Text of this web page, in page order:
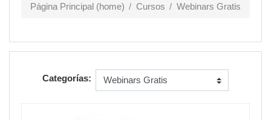
Página Principal (home) Cursos Webinars Gratis
Categorías: